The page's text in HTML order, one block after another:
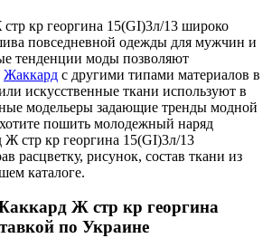
кр георгина 15(GI)3л/13 широко
повседневной одежды для мужчин и
тенденции моды позволяют
Жаккард с другими типами материалов в
искусственные ткани используют в
модельеры задающие тренды модной
пошить молодежный наряд
Ж стр кр георгина 15(GI)3л/13
расцветку, рисунок, состав ткани из
каталоге.
Ж стр кр георгина
по Украине